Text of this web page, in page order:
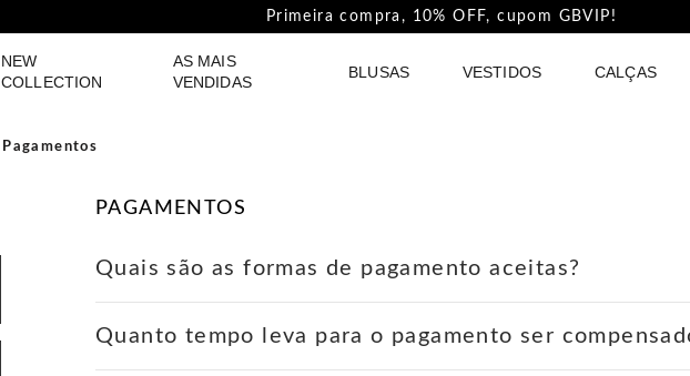
Primeira compra, 10% OFF, cupom GBVIP!
NEW
COLLECTION
AS MAIS
VENDIDAS
BLUSAS VESTIDOS CALÇAS
Pagamentos
PAGAMENTOS
Quais são as formas de pagamento aceitas?
aceitamos pagamento à vista via PIX*.
Quanto tempo leva para o pagamento ser